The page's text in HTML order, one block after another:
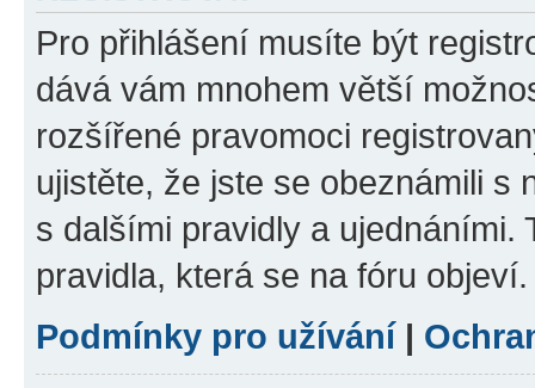
Pro přihlášení musíte být
dává vám mnohem větší
rozšířené pravomoci
ujistěte, že jste se obeznámili s
s dalšími pravidly a ujednáními.
pravidla, která se na fóru objeví.
Podmínky pro užívání|